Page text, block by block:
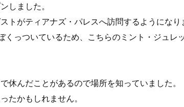
しました。
トがティアナズ・パレスへ訪問するようになり
くっついているため、こちらのミント・ジュレ
休んだことがあるので場所を知っていました。
たかもしれません。